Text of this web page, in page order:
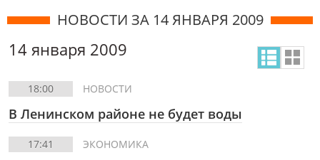
НОВОСТИ ЗА 14 ЯНВАРЯ 2009
14 января 2009
18:00 НОВОСТИ
В Ленинском районе не будет воды
17:41 ЭКОНОМИКА